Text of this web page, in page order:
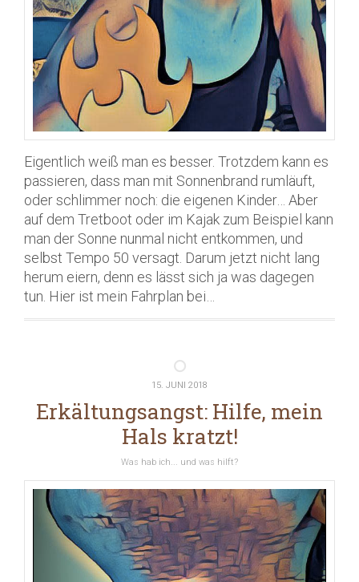
Eigentlich weiß man es besser. Trotzdem kann es
passieren, dass man mit Sonnenbrand rumläuft,
oder schlimmer noch: die eigenen Kinder… Aber
auf dem Tretboot oder im Kajak zum Beispiel kann
man der Sonne nunmal nicht entkommen, und
selbst Tempo 50 versagt. Darum jetzt nicht lang
herum eiern, denn es lässt sich ja was dagegen
tun. Hier ist mein Fahrplan bei…
15. JUNI 2018
Erkältungsangst: Hilfe, mein
Hals kratzt!
Was hab ich... und was hilft?